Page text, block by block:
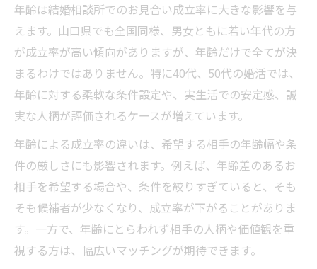
年齢は結婚相談所でのお見合い成立率に大きな影響を与
えます。山口県でも全国同様、男女ともに若い年代の方
が成立率が高い傾向がありますが、年齢だけで全てが決
まるわけではありません。特に40代、50代の婚活では、
年齢に対する柔軟な条件設定や、実生活での安定感、誠
実な人柄が評価されるケースが増えています。
年齢による成立率の違いは、希望する相手の年齢幅や条
件の厳しさにも影響されます。例えば、年齢差のあるお
相手を希望する場合や、条件を絞りすぎていると、そも
そも候補者が少なくなり、成立率が下がることがありま
す。一方で、年齢にとらわれず相手の人柄や価値観を重
視する方は、幅広いマッチングが期待できます。